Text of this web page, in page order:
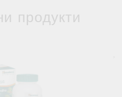
продукти